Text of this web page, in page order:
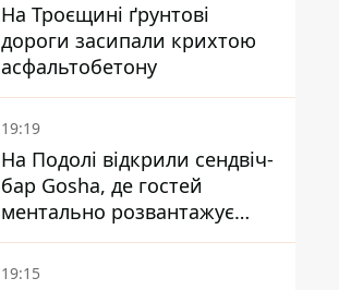
На Троєщині ґрунтові
дороги засипали крихтою
асфальтобетону
19:19
На Подолі відкрили сендвіч-
бар Gosha, де гостей
ментально розвантажує
акула
19:15